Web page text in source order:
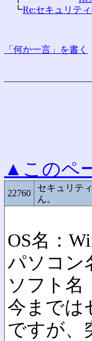
┗Re:セキュリテ
「何か一言」を書く
▲このペ
22760
セキュリテ
ん。
OS名：
パソコン
ソフト名
今までは
ですが、